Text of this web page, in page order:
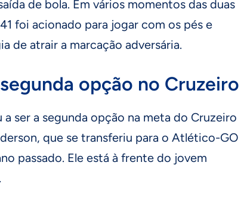
de bola. Em vários momentos das duas
foi acionado para jogar com os pés e
de atrair a marcação adversária.
opção no Cruzeiro
a ser a segunda opção na meta do Cruzeiro
que se transferiu para o Atlético-GO
passado. Ele está à frente do jovem